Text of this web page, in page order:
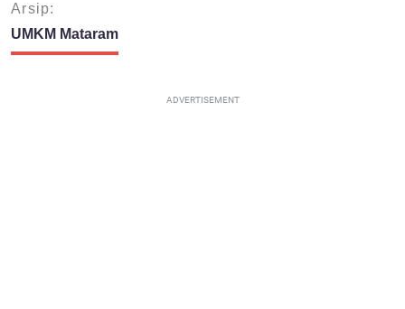
Arsip:
UMKM Mataram
ADVERTISEMENT